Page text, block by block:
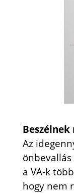
Az
a VA-k
hogy nem